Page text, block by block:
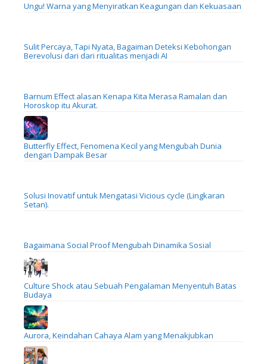
Ungu! Warna yang Menyiratkan Keagungan dan Kekuasaan
Sulit Percaya, Tapi Nyata, Bagaiman Deteksi Kebohongan
Berevolusi dari dari ritualitas menjadi AI
Barnum Effect alasan Kenapa Kita Merasa Ramalan dan
Horoskop itu Akurat.
Butterfly Effect, Fenomena Kecil yang Mengubah Dunia
dengan Dampak Besar
Solusi Inovatif untuk Mengatasi Vicious cycle (Lingkaran
Setan).
Bagaimana Social Proof Mengubah Dinamika Sosial
Culture Shock atau Sebuah Pengalaman Menyentuh Batas
Budaya
Aurora, Keindahan Cahaya Alam yang Menakjubkan